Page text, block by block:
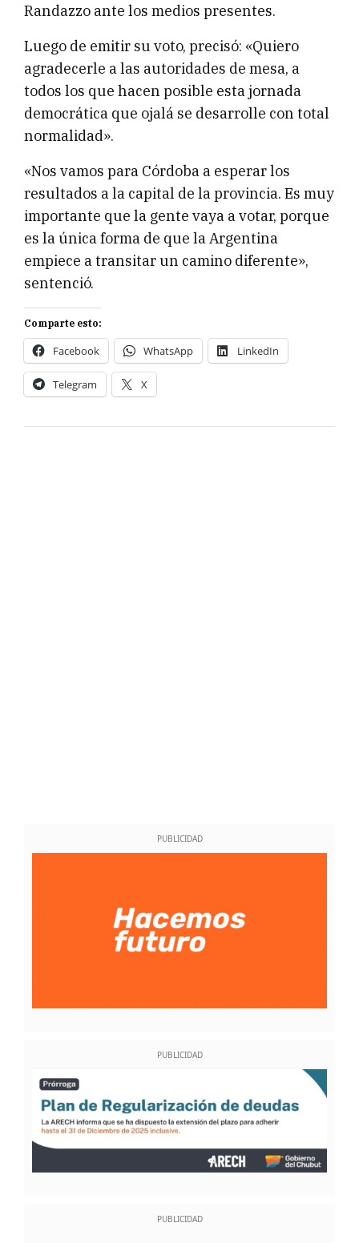
Randazzo ante los medios presentes.
Luego de emitir su voto, precisó: «Quiero
agradecerle a las autoridades de mesa, a
todos los que hacen posible esta jornada
democrática que ojalá se desarrolle con total
normalidad».
«Nos vamos para Córdoba a esperar los
resultados a la capital de la provincia. Es muy
importante que la gente vaya a votar, porque
es la única forma de que la Argentina
empiece a transitar un camino diferente»,
sentenció.
Comparte esto:
Facebook WhatsApp LinkedIn
Telegram X